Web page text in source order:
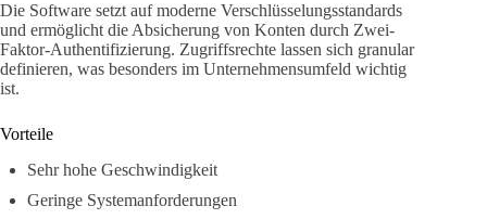
Die Software setzt auf moderne Verschlüsselungsstandards
und ermöglicht die Absicherung von Konten durch Zwei-
Faktor-Authentifizierung. Zugriffsrechte lassen sich granular
definieren, was besonders im Unternehmensumfeld wichtig
ist.
Vorteile
Sehr hohe Geschwindigkeit
Geringe Systemanforderungen